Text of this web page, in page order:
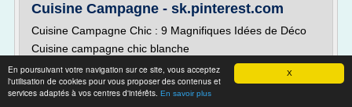
X
En poursuivant votre navigation sur ce site, vous acceptez
l'utilisation de cookies pour vous proposer des contenus et
services adaptés à vos centres d'intérêts. En savoir plus
Cuisine Campagne - sk.pinterest.com
Cuisine Campagne Chic : 9 Magnifiques Idées de Déco
Cuisine campagne chic blanche
http://www.homelisty.com/cuisine-campagne-chic/
Une belle cuisine, alliance parfaite de lumière et de
modernité avec la verrière en métal, et de beauté